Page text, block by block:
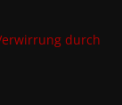
durch